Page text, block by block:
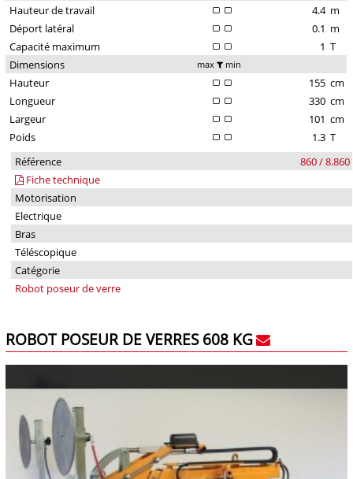
Hauteur de travail 4.4 m
Déport latéral
0.1 m
Capacité maximum
1 T
Dimensions
max min
Hauteur 155 cm
Longueur
330 cm
Largeur
101 cm
Poids
1.3 T
Référence
860 / 8.860
Fiche technique
Motorisation
Electrique
Bras
Téléscopique
Catégorie
Robot poseur de verre
ROBOT POSEUR DE VERRES 608 KG